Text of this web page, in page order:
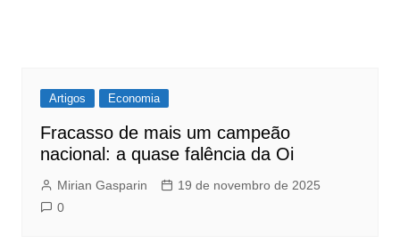
Artigos Economia
Fracasso de mais um campeão
nacional: a quase falência da Oi
Mirian Gasparin
19 de novembro de 2025
0